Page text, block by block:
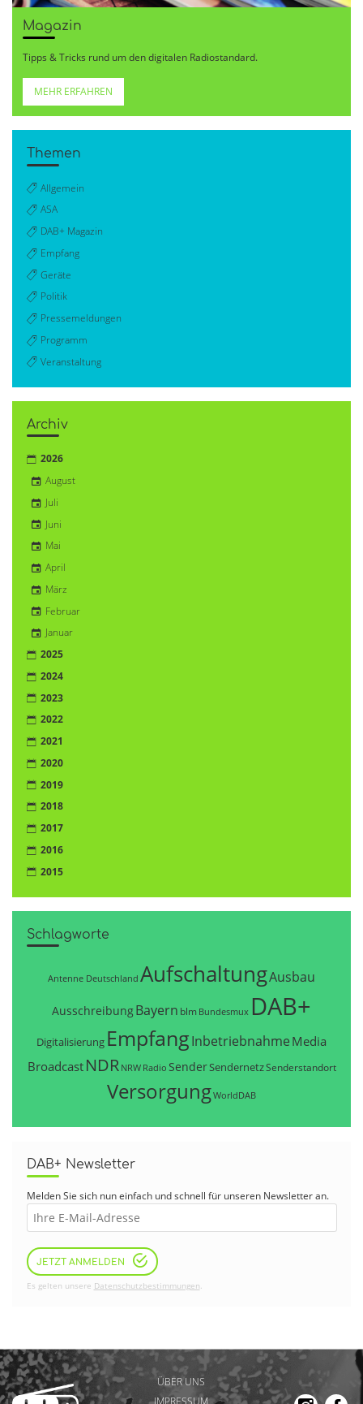
Magazin
Tipps & Tricks rund um den digitalen Radiostandard.
MEHR ERFAHREN
Themen
Allgemein
ASA
DAB+ Magazin
Empfang
Geräte
Politik
Pressemeldungen
Programm
Veranstaltung
Archiv
2026
August
Juli
Juni
Mai
April
März
Februar
Januar
2025
2024
2023
2022
2021
2020
2019
2018
2017
2016
2015
Schlagworte
Antenne Deutschland AufschaltungAusbau
AusschreibungBayern blm Bundesmux DAB+
Digitalisierung EmpfangInbetriebnahme Media
Broadcast NDR NRW Radio SenderSendernetzSenderstandort
VersorgungWorldDAB
DAB+ Newsletter
Melden Sie sich nun einfach und schnell für unseren Newsletter an.
JETZT ANMELDEN
Es gelten unsere Datenschutzbestimmungen.
ÜBER UNS